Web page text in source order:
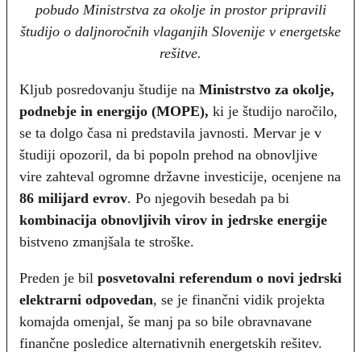
pobudo Ministrstva za okolje in prostor pripravili
študijo o daljnoročnih vlaganjih Slovenije v energetske
rešitve.
Kljub posredovanju študije na Ministrstvo za okolje,
podnebje in energijo (MOPE), ki je študijo naročilo,
se ta dolgo časa ni predstavila javnosti. Mervar je v
študiji opozoril, da bi popoln prehod na obnovljive
vire zahteval ogromne državne investicije, ocenjene na
86 milijard evrov. Po njegovih besedah pa bi
kombinacija obnovljivih virov in jedrske energije
bistveno zmanjšala te stroške.
Preden je bil posvetovalni referendum o novi jedrski
elektrarni odpovedan, se je finančni vidik projekta
komajda omenjal, še manj pa so bile obravnavane
finančne posledice alternativnih energetskih rešitev.